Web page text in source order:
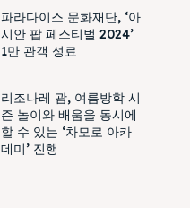
파라다이스 문화재단, ‘아
시안 팝 페스티벌 2024’
1만 관객 성료
리조나레 괌, 여름방학 시
즌 놀이와 배움을 동시에
할 수 있는 ‘차모로 아카
데미’ 진행